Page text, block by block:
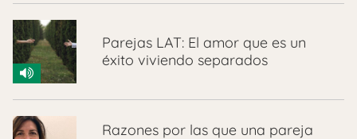
Parejas LAT: El amor que es un
éxito viviendo separados
Razones por las que una pareja